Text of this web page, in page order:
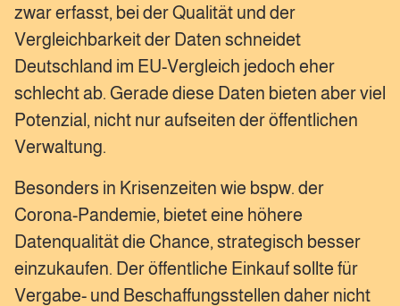
zwar erfasst, bei der Qualität und der
Vergleichbarkeit der Daten schneidet
Deutschland im EU-Vergleich jedoch eher
schlecht ab. Gerade diese Daten bieten aber viel
Potenzial, nicht nur aufseiten der öffentlichen
Verwaltung.
Besonders in Krisenzeiten wie bspw. der
Corona-Pandemie, bietet eine höhere
Datenqualität die Chance, strategisch besser
einzukaufen. Der öffentliche Einkauf sollte für
Vergabe- und Beschaffungsstellen daher nicht